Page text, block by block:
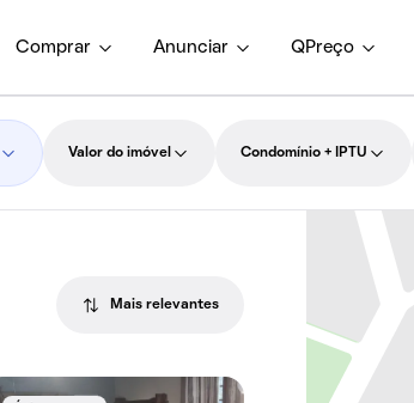
Comprar Anunciar QPreço
Valor do imóvel Condomínio + IPTU
Mais relevantes